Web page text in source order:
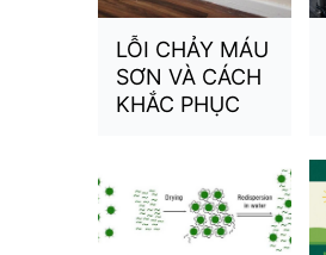
LỖI CHẢY MÁU
SƠN VÀ CÁCH
KHẮC PHỤC